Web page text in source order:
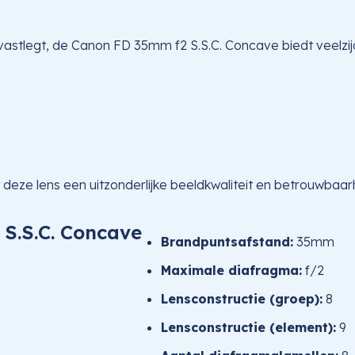
de Canon FD 35mm f2 S.S.C. Concave biedt
lens een uitzonderlijke beeldkwaliteit en
Concave Brandpuntsafstand: 35mm
Maximale diafragma: f/2
Lensconstructie (groep): 8
Lensconstructie (element): 9